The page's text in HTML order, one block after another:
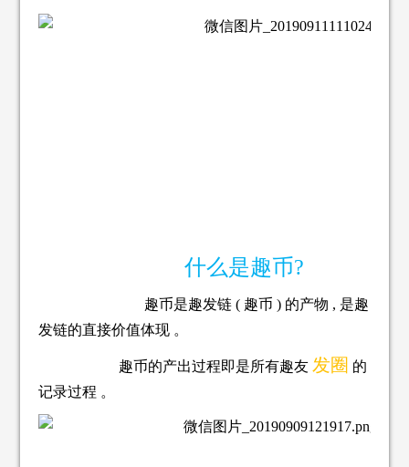
什么是趣币?
趣币是趣发链 ( 趣币 ) 的产物 , 是趣
发链的直接价值体现 。
趣币的产出过程即是所有趣友 发圈 的
记录过程 。